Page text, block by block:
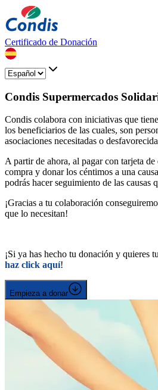
Certificado de Donación
Condis Supermercados
Condis colabora con iniciativas que
los beneficiarios de las cuales, son
asociaciones necesitadas o
A partir de ahora, al pagar con tarjeta
compra y donar los céntimos a una
podrás hacer seguimiento de las causas
¡Gracias a tu colaboración
que lo necesitan!
¡Si ya has hecho tu donación y quieres
haz click aquí!
Empieza a donar